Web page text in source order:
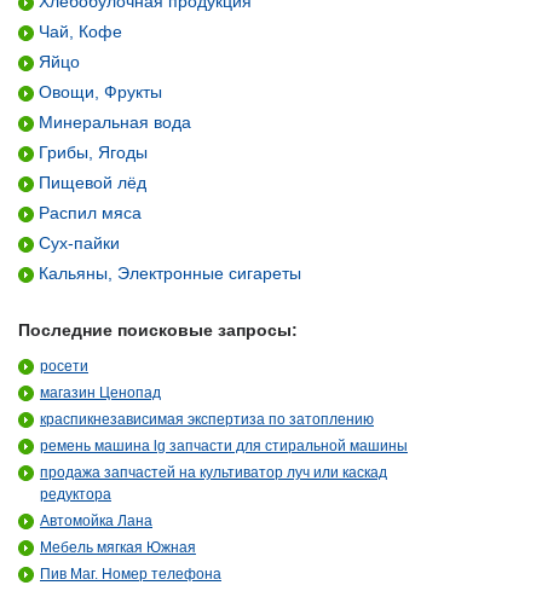
Чай, Кофе
Яйцо
Овощи, Фрукты
Минеральная вода
Грибы, Ягоды
Пищевой лёд
Распил мяса
Сух-пайки
Кальяны, Электронные сигареты
Последние поисковые запросы:
росети
магазин Ценопад
краспикнезависимая экспертиза по затоплению
ремень машина lg запчасти для стиральной машины
продажа запчастей на культиватор луч или каскад
редуктора
Автомойка Лана
Мебель мягкая Южная
Пив Маг. Номер телефона